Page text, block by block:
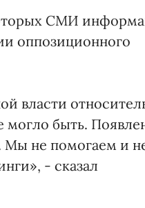
СМИ
оппозиционного
власти
могло быть.
Мы не помогаем и
- сказал